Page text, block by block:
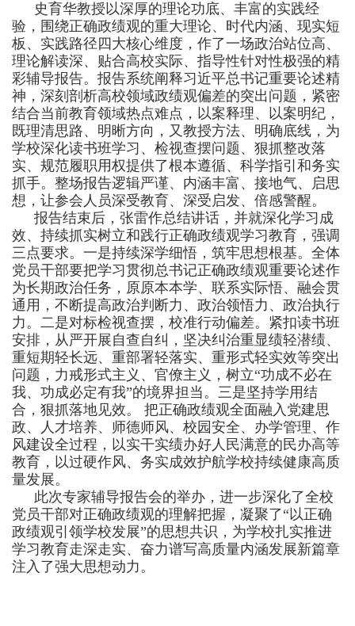
史育华教授以深厚的理论功底、丰富的实践经
验，围绕正确政绩观的重大理论、时代内涵、现实短
板、实践路径四大核心维度，作了一场政治站位高、
理论解读深、贴合高校实际、指导性针对性极强的精
彩辅导报告。报告系统阐释习近平总书记重要论述精
神，深刻剖析高校领域政绩观偏差的突出问题，紧密
结合当前教育领域热点难点，以案释理、以案明纪，
既理清思路、明晰方向，又教授方法、明确底线，为
学校深化读书班学习、检视查摆问题、狠抓整改落
实、规范履职用权提供了根本遵循、科学指引和务实
抓手。整场报告逻辑严谨、内涵丰富、接地气、启思
想，让参会人员深受教育、深受启发、倍感警醒。
报告结束后，张雷作总结讲话，并就深化学习成
效、持续抓实树立和践行正确政绩观学习教育，强调
三点要求。一是持续深学细悟，筑牢思想根基。全体
党员干部要把学习贯彻总书记正确政绩观重要论述作
为长期政治任务，原原本本学、联系实际悟、融会贯
通用，不断提高政治判断力、政治领悟力、政治执行
力。二是对标检视查摆，校准行动偏差。紧扣读书班
安排，从严开展自查自纠，坚决纠治重显绩轻潜绩、
重短期轻长远、重部署轻落实、重形式轻实效等突出
问题，力戒形式主义、官僚主义，树立“功成不必在
我、功成必定有我”的境界担当。三是坚持学用结
合，狠抓落地见效。 把正确政绩观全面融入党建思
政、人才培养、师德师风、校园安全、办学管理、作
风建设全过程，以实干实绩办好人民满意的民办高等
教育，以过硬作风、务实成效护航学校持续健康高质
量发展。
此次专家辅导报告会的举办，进一步深化了全校
党员干部对正确政绩观的理解把握，凝聚了“以正确
政绩观引领学校发展”的思想共识，为学校扎实推进
学习教育走深走实、奋力谱写高质量内涵发展新篇章
注入了强大思想动力。